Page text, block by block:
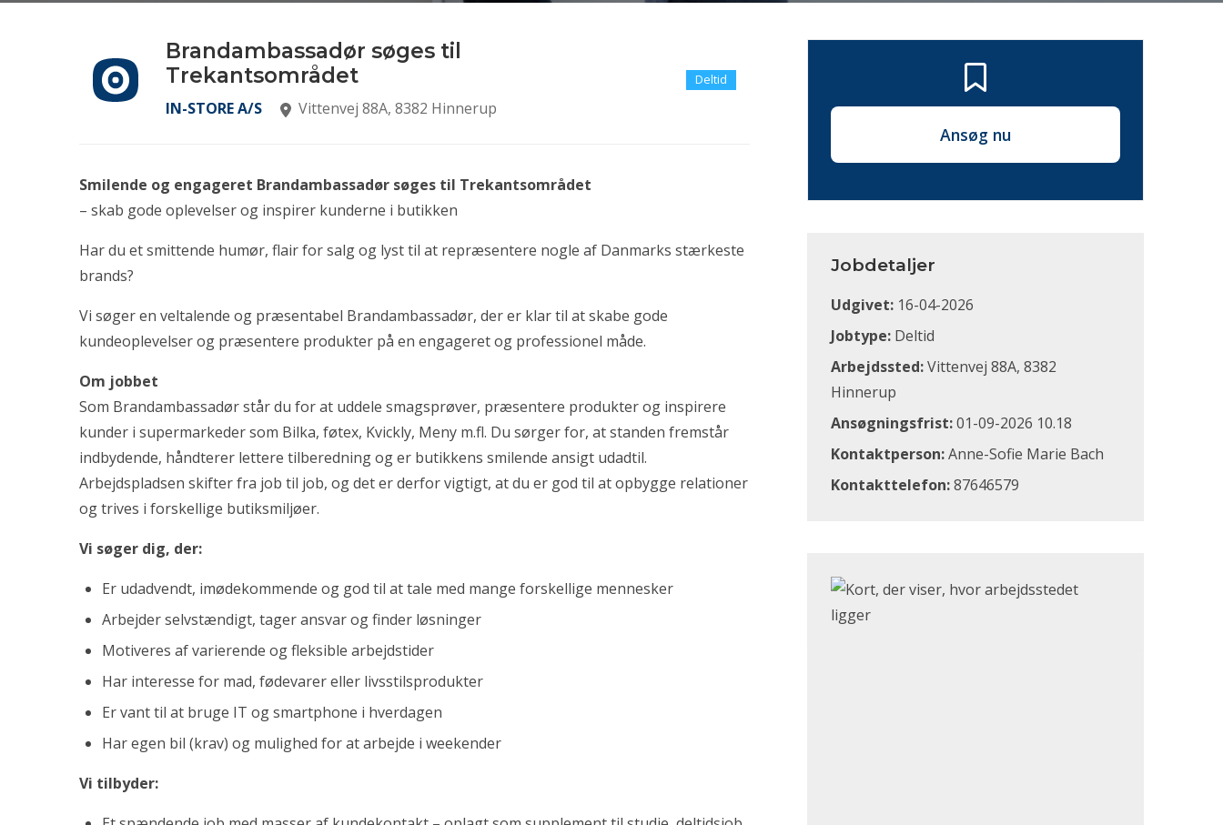
Deltid
Brandambassadør søges til
Trekantsområdet
IN-STORE A/S Vittenvej 88A, 8382 Hinnerup
Smilende og engageret Brandambassadør søges til Trekantsområdet
– skab gode oplevelser og inspirer kunderne i butikken
Har du et smittende humør, flair for salg og lyst til at repræsentere nogle af Danmarks stærkeste
brands?
Vi søger en veltalende og præsentabel Brandambassadør, der er klar til at skabe gode
kundeoplevelser og præsentere produkter på en engageret og professionel måde.
Om jobbet
Som Brandambassadør står du for at uddele smagsprøver, præsentere produkter og inspirere
kunder i supermarkeder som Bilka, føtex, Kvickly, Meny m.fl. Du sørger for, at standen fremstår
indbydende, håndterer lettere tilberedning og er butikkens smilende ansigt udadtil.
Arbejdspladsen skifter fra job til job, og det er derfor vigtigt, at du er god til at opbygge relationer
og trives i forskellige butiksmiljøer.
Vi søger dig, der:
Er udadvendt, imødekommende og god til at tale med mange forskellige mennesker
Arbejder selvstændigt, tager ansvar og finder løsninger
Motiveres af varierende og fleksible arbejdstider
Har interesse for mad, fødevarer eller livsstilsprodukter
Er vant til at bruge IT og smartphone i hverdagen
Har egen bil (krav) og mulighed for at arbejde i weekender
Vi tilbyder:
Ansøg nu
Jobdetaljer
Udgivet: 16-04-2026
Jobtype: Deltid
Arbejdssted:Vittenvej 88A, 8382
Hinnerup
Ansøgningsfrist:01-09-2026 10.18
Kontaktperson:Anne-Sofie Marie Bach
Kontakttelefon:87646579
Klik for at åbne Google Maps og se, hvor arbejdsstedet